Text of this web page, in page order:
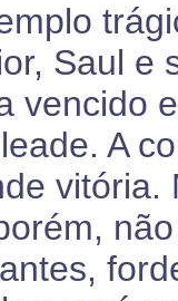
Saul e
vencido
A
vitória.